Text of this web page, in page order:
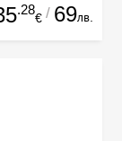
.28
€ / 69лв.